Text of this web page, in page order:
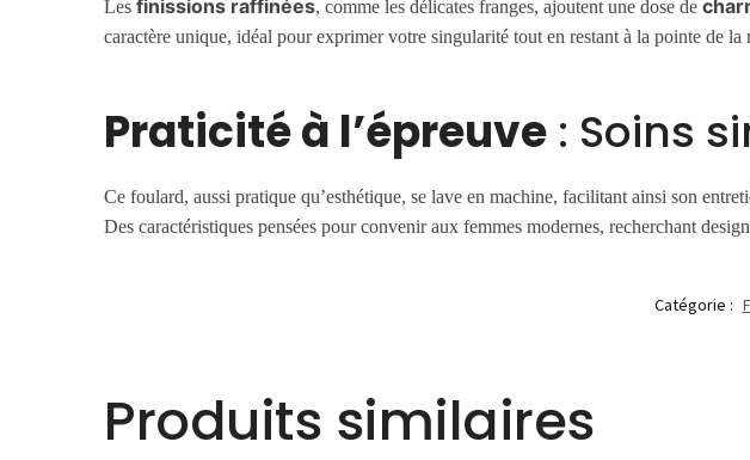
Lesfinissions raffinées, comme les délicates franges, ajoutent une dose de
caractère unique, idéal pour exprimer votre singularité tout en restant à la pointe de la
Praticité à l’épreuve : Soins
Ce foulard, aussi pratique qu’esthétique, se lave en machine, facilitant ainsi son
Des caractéristiques pensées pour convenir aux femmes modernes, recherchant
Catégorie :
Produits similaires